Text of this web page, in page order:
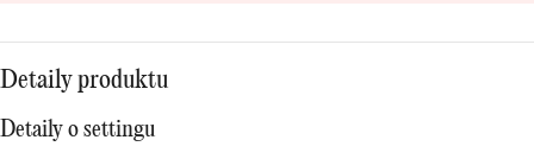
PREZRIEŤ
MINIMALISTICKÉ
PODĽA PRÍLEŽITOSTI
Detaily produktu
Detaily o settingu